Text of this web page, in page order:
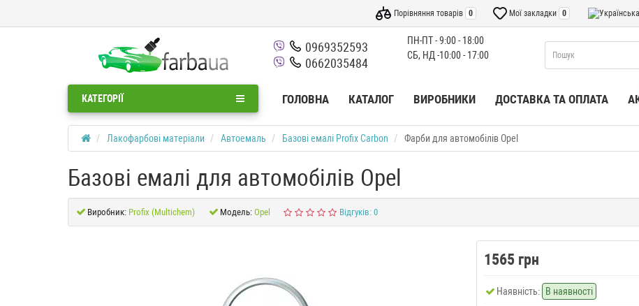
Мої закладки 0
Порівняння товарів 0
0969352593
0662035484
ПН-ПТ - 9:00 - 18:00
СБ, НД -10:00 - 17:00
КАТЕГОРІЇ ГОЛОВНА КАТАЛОГ ВИРОБНИКИ ДОСТАВКА ТА ОПЛАТА
Лакофарбові матеріали Автоемаль Базові емалі Profix Carbon Фарби для автомобілів Opel
Базові емалі для автомобілів Opel
Виробник: Profix (Multichem) Модель: Opel Відгуків: 0
1565 грн
Наявність: В наявності